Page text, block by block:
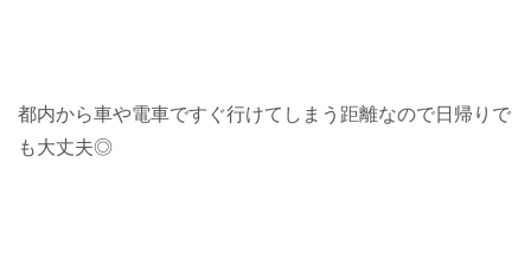
都内から車や電車ですぐ行けてしまう距離なので日帰りで
も大丈夫◎